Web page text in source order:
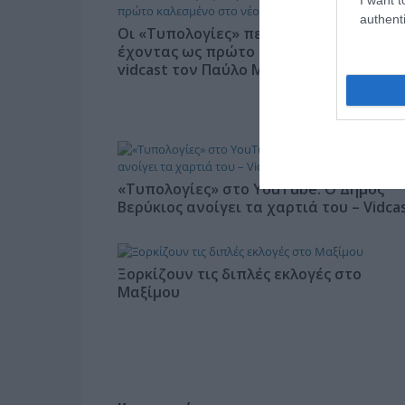
Οι «Τυπολογίες» περνούν στην εικόνα,
έχοντας ως πρώτο καλεσμένο στο νέο
vidcast τον Παύλο Μαρινάκη
«Τυπολογίες» στο YouTube: Ο Δήμος
Βερύκιος ανοίγει τα χαρτιά του –
Ξορκίζουν τις διπλές εκλογές στο
Μαξίμου